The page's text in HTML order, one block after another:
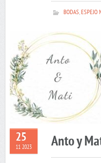
BODAS,ESPEJO
25
11 2023 Anto y